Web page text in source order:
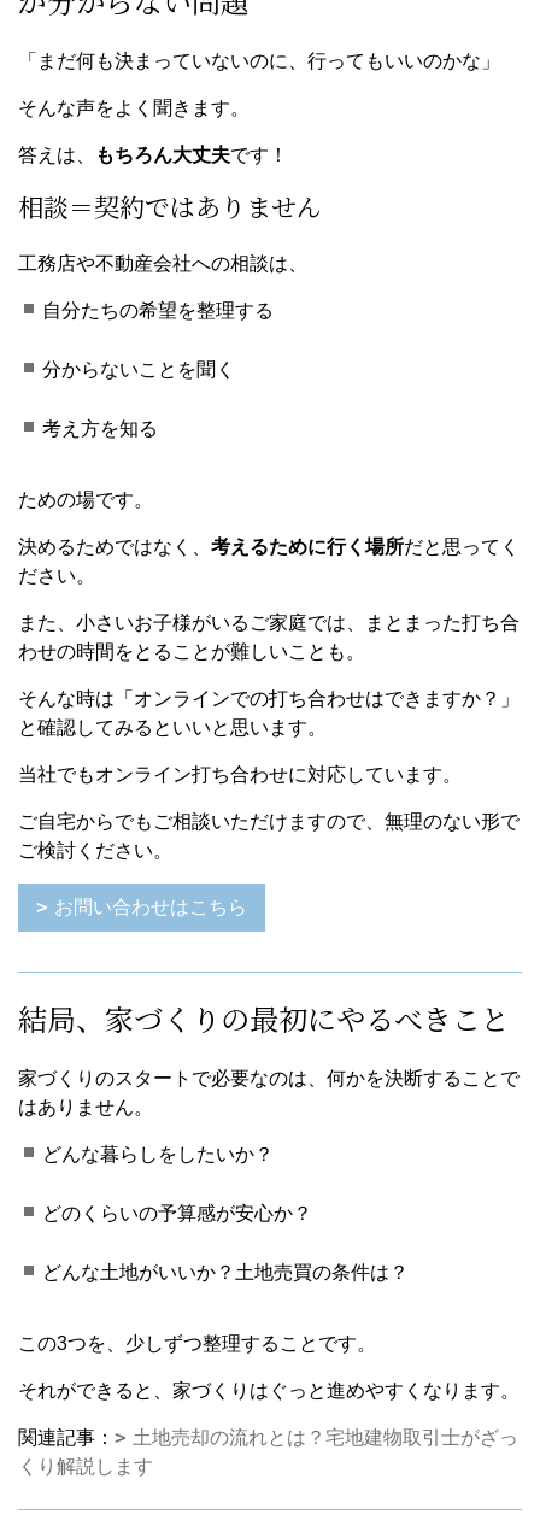
「まだ何も決まっていないのに、行ってもいいのかな」
そんな声をよく聞きます。
答えは、 もちろん大丈夫です！
相談＝契約ではありません
工務店や不動産会社への相談は、
自分たちの希望を整理する
分からないことを聞く
考え方を知る
ための場です。
決めるためではなく、 考えるために行く場所だと思ってく
ださい。
また、小さいお子様がいるご家庭では、まとまった打ち合
わせの時間をとることが難しいことも。
そんな時は「オンラインでの打ち合わせはできますか？」
と確認してみるといいと思います。
当社でもオンライン打ち合わせに対応しています。
ご自宅からでもご相談いただけますので、無理のない形で
ご検討ください。
お問い合わせはこちら
結局、家づくりの最初にやるべきこと
家づくりのスタートで必要なのは、何かを決断することで
はありません。
どんな暮らしをしたいか？
どのくらいの予算感が安心か？
どんな土地がいいか？土地売買の条件は？
この3つを、少しずつ整理することです。
それができると、家づくりはぐっと進めやすくなります。
関連記事：
土地売却の流れとは？宅地建物取引士がざっ
くり解説します